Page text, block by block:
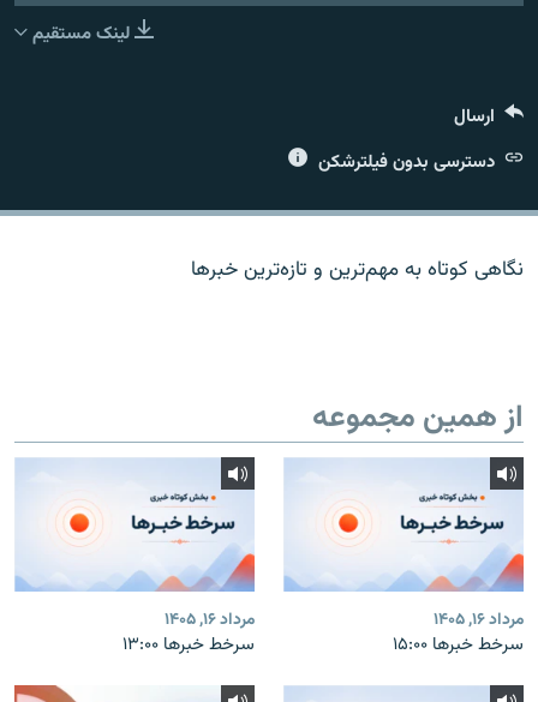
لینک مستقیم
ارسال
دسترسی بدون فیلترشکن
نگاهی کوتاه به مهم‌ترين و تازه‌ترين خبرها
از همین مجموعه
مرداد ۱۶, ۱۴۰۵
سرخط خبرها ۱۵:۰۰
مرداد ۱۶, ۱۴۰۵
سرخط خبرها ۱۳:۰۰